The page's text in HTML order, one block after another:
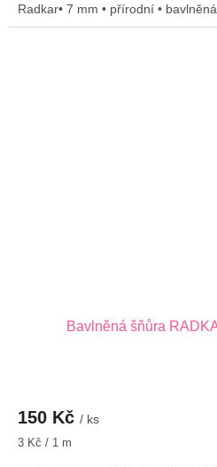
Radkar• 7 mm • přírodní •
Bavlněná šňůra
150 Kč / ks
Měrná
3 Kč / 1 m